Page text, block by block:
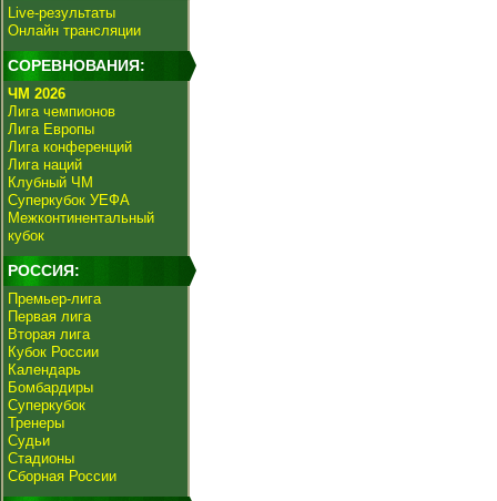
Live-результаты
Онлайн трансляции
СОРЕВНОВАНИЯ:
ЧМ 2026
Лига чемпионов
Лига Европы
Лига конференций
Лига наций
Клубный ЧМ
Суперкубок УЕФА
Межконтинентальный
кубок
РОССИЯ:
Премьер-лига
Первая лига
Вторая лига
Кубок России
Календарь
Бомбардиры
Суперкубок
Тренеры
Судьи
Стадионы
Сборная России